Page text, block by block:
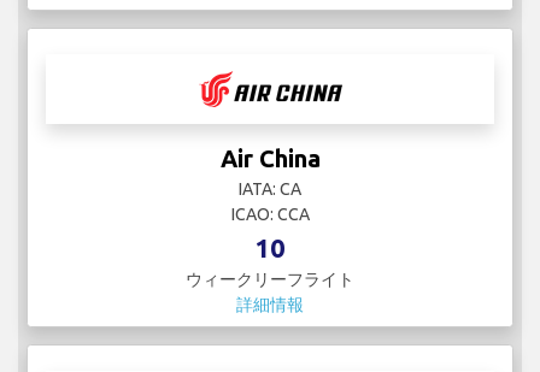
Air China
IATA: CA
ICAO: CCA
10
ウィークリーフライト
詳細情報